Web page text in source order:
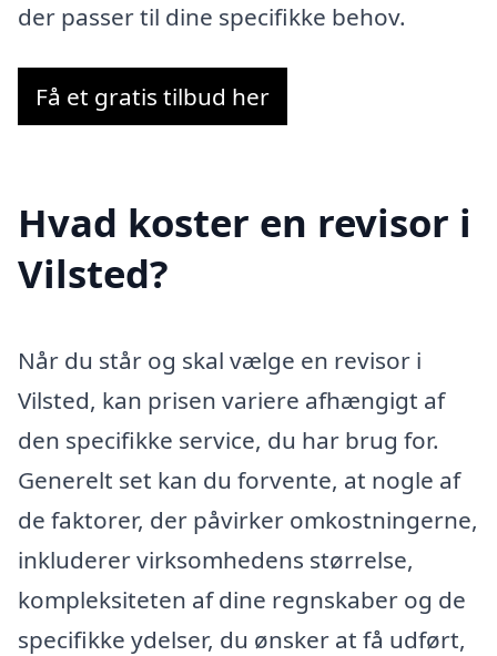
der passer til dine specifikke behov.
Få et gratis tilbud her
Hvad koster en revisor i
Vilsted?
Når du står og skal vælge en revisor i
Vilsted, kan prisen variere afhængigt af
den specifikke service, du har brug for.
Generelt set kan du forvente, at nogle af
de faktorer, der påvirker omkostningerne,
inkluderer virksomhedens størrelse,
kompleksiteten af dine regnskaber og de
specifikke ydelser, du ønsker at få udført,